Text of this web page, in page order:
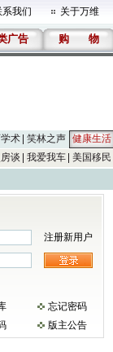
系我们 关于万维
广告 购 物
术 笑林之声
健康生活
谈 我爱我车 美国移民
注册新用户
忘记密码
版主公告